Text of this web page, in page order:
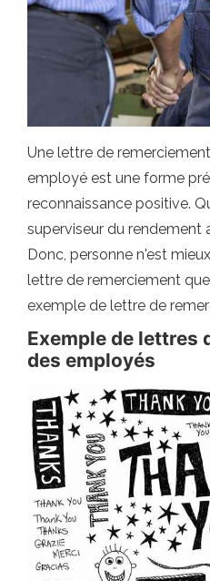
Une lettre de
employé est une forme
reconnaissance positive.
superviseur du rendement
Donc, personne n'est
lettre de remerciement que
exemple de lettre de
Exemple de lettres
des employés